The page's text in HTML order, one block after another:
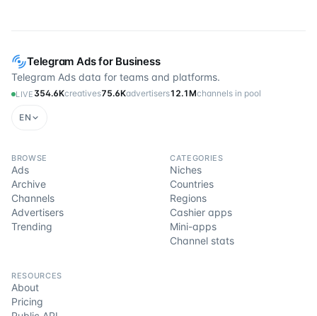
Telegram Ads for Business
Telegram Ads data for teams and platforms.
LIVE 354.6Kcreatives75.6Kadvertisers12.1Mchannels in pool
EN
BROWSE
Ads
Archive
Channels
Advertisers
Trending
CATEGORIES
Niches
Countries
Regions
Cashier apps
Mini-apps
Channel stats
RESOURCES
About
Pricing